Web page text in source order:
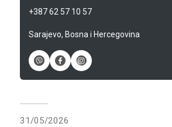
+387 62 57 10 57
Sarajevo, Bosna i Hercegovina
31/05/2026